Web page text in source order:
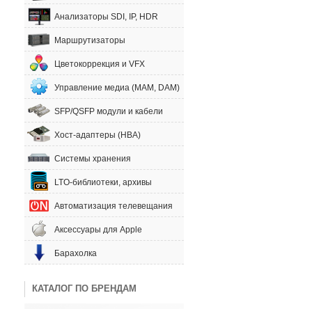
Анализаторы SDI, IP, HDR
Маршрутизаторы
Цветокоррекция и VFX
Управление медиа (MAM, DAM)
SFP/QSFP модули и кабели
Хост-адаптеры (HBA)
Системы хранения
LTO-библиотеки, архивы
Автоматизация телевещания
Аксессуары для Apple
Барахолка
КАТАЛОГ ПО БРЕНДАМ